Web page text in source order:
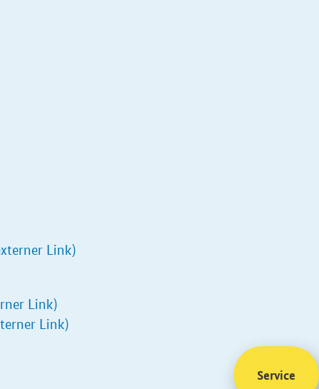
Link)
Link)
Link)
Service